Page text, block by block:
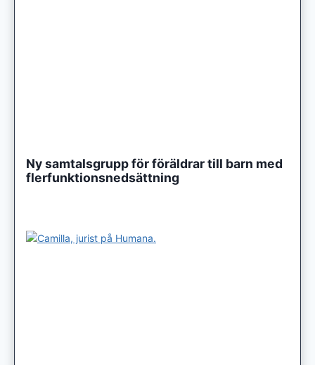
Ny samtalsgrupp för föräldrar till barn med
flerfunktionsnedsättning